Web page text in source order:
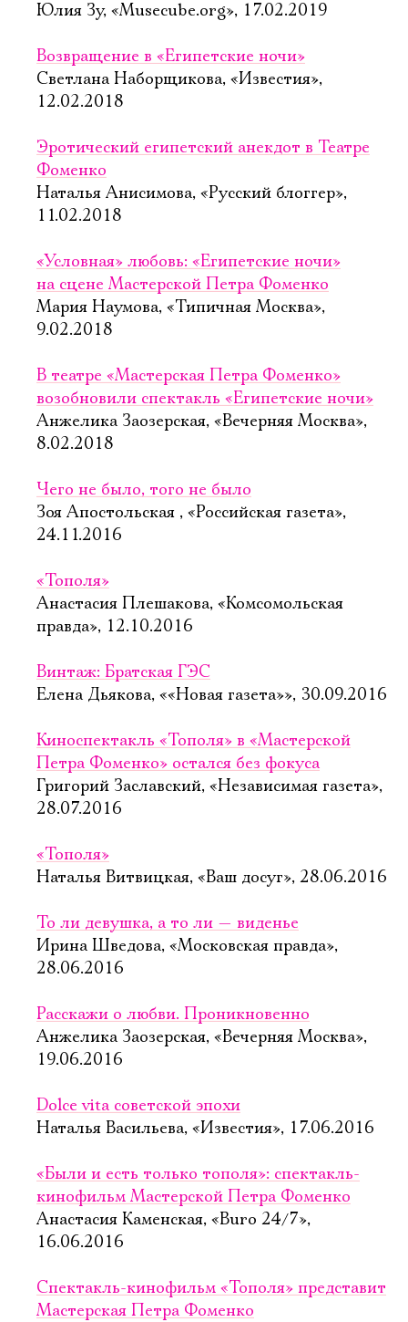
Юлия Зу, «Musecube.org», 17.02.2019
Возвращение в «Египетские ночи»
Светлана Наборщикова, «Известия»,
12.02.2018
Эротический египетский анекдот в Театре
Фоменко
Наталья Анисимова, «Русский блоггер»,
11.02.2018
«Условная» любовь: «Египетские ночи»
на сцене Мастерской Петра Фоменко
Мария Наумова, «Типичная Москва»,
9.02.2018
В театре «Мастерская Петра Фоменко»
возобновили спектакль «Египетские ночи»
Анжелика Заозерская, «Вечерняя Москва»,
8.02.2018
Чего не было, того не было
Зоя Апостольская , «Российская газета»,
24.11.2016
«Тополя»
Анастасия Плешакова, «Комсомольская
правда», 12.10.2016
Винтаж: Братская ГЭС
Елена Дьякова, ««Новая газета»», 30.09.2016
Киноспектакль «Тополя» в «Мастерской
Петра Фоменко» остался без фокуса
Григорий Заславский, «Независимая газета»,
28.07.2016
«Тополя»
Наталья Витвицкая, «Ваш досуг», 28.06.2016
То ли девушка, а то ли — виденье
Ирина Шведова, «Московская правда»,
28.06.2016
Расскажи о любви. Проникновенно
Анжелика Заозерская, «Вечерняя Москва»,
19.06.2016
Dolce vita советской эпохи
Наталья Васильева, «Известия», 17.06.2016
«Были и есть только тополя»: спектакль-
кинофильм Мастерской Петра Фоменко
Анастасия Каменская, «Buro 24/7»,
16.06.2016
Спектакль-кинофильм «Тополя» представит
Мастерская Петра Фоменко